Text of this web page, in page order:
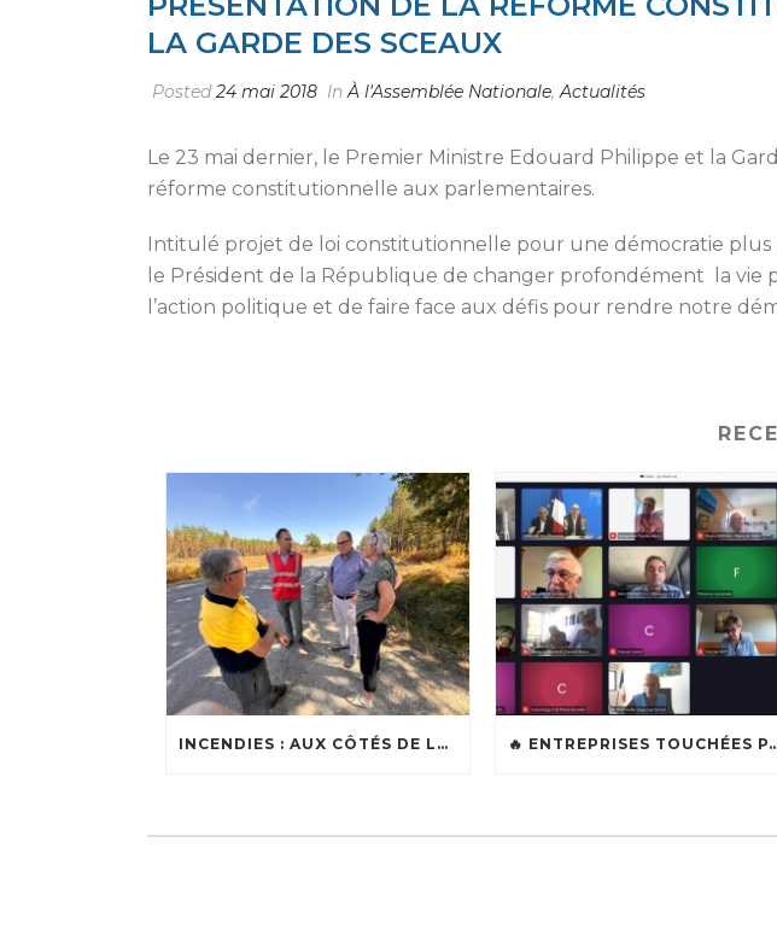
LA GARDE DES SCEAUX
Posted24 mai 2018 InÀ l'Assemblée Nationale,Actualités
Le 23 mai dernier, le Premier Ministre Edouard Philippe et la
réforme constitutionnelle aux parlementaires.
Intitulé projet de loi constitutionnelle pour une démocratie plus
le Président de la République de changer profondément la vie
l’action politique et de faire face aux défis pour rendre notre
INCENDIES : AUX CÔTÉS DE LOÏC BALLONGUE, MAIRE DE LANTON 🔥 ENTREPRISES TOUCHÉES PAR LES INCENDIES : LES DISPOSITIFS D’ACCOMPAGNEMENT MIS EN PLACE AFIN DE